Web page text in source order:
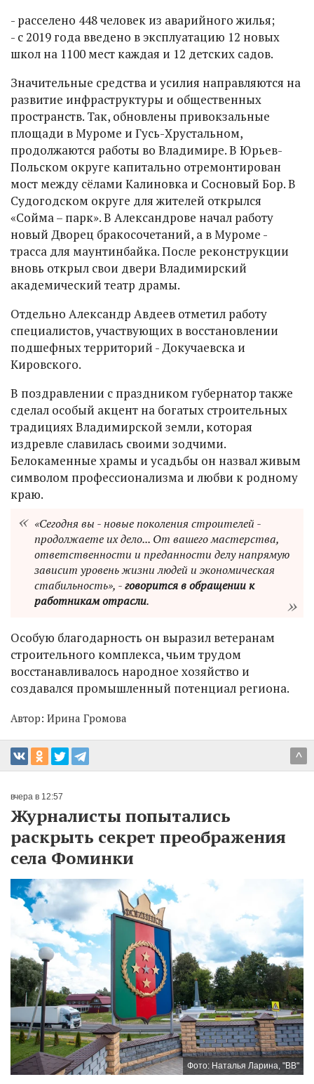
- расселено 448 человек из аварийного жилья;
- с 2019 года введено в эксплуатацию 12 новых
школ на 1100 мест каждая и 12 детских садов.
Значительные средства и усилия направляются на
развитие инфраструктуры и общественных
пространств. Так, обновлены привокзальные
площади в Муроме и Гусь-Хрустальном,
продолжаются работы во Владимире. В Юрьев-
Польском округе капитально отремонтирован
мост между сёлами Калиновка и Сосновый Бор. В
Судогодском округе для жителей открылся
«Сойма – парк». В Александрове начал работу
новый Дворец бракосочетаний, а в Муроме -
трасса для маунтинбайка. После реконструкции
вновь открыл свои двери Владимирский
академический театр драмы.
Отдельно Александр Авдеев отметил работу
специалистов, участвующих в восстановлении
подшефных территорий - Докучаевска и
Кировского.
В поздравлении с праздником губернатор также
сделал особый акцент на богатых строительных
традициях Владимирской земли, которая
издревле славилась своими зодчими.
Белокаменные храмы и усадьбы он назвал живым
символом профессионализма и любви к родному
краю.
«Сегодня вы - новые поколения строителей -
продолжаете их дело... От вашего мастерства,
ответственности и преданности делу напрямую
зависит уровень жизни людей и экономическая
стабильность», -говорится в обращении к
работникам отрасли.
Особую благодарность он выразил ветеранам
строительного комплекса, чьим трудом
восстанавливалось народное хозяйство и
создавался промышленный потенциал региона.
Автор: Ирина Громова
^
вчера в 12:57
Журналисты попытались
раскрыть секрет преображения
села Фоминки
Фото: Наталья Ларина, "ВВ"